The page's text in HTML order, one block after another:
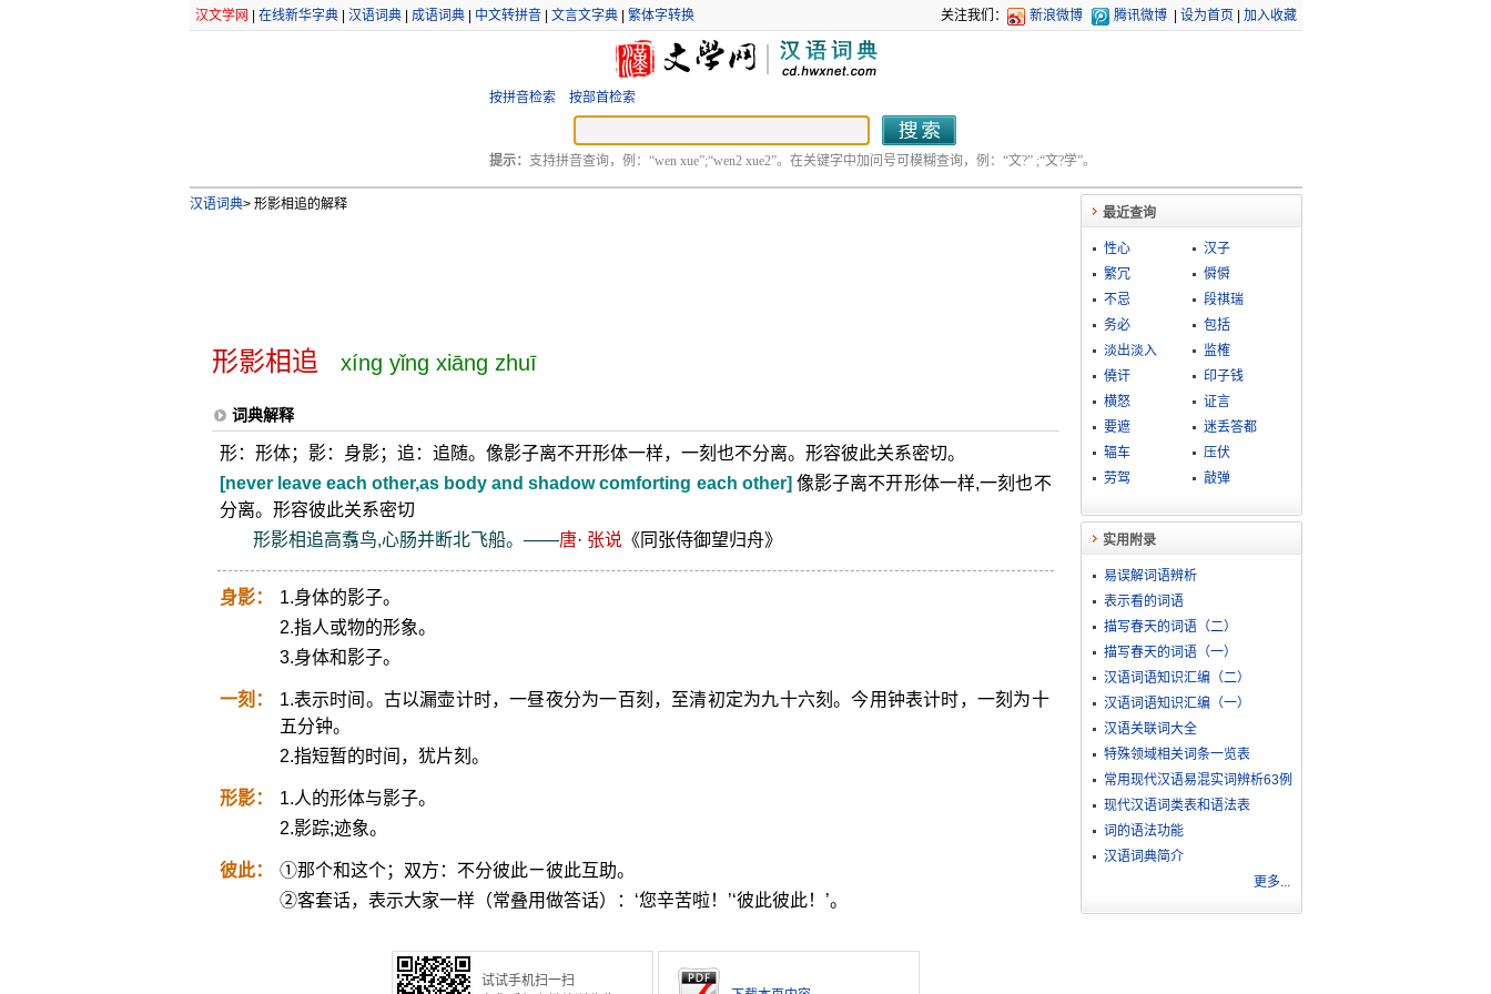
汉文学网 在线新华字典| 汉语词典| 成语词典| 中文转拼音| 文言文字典| 繁体字转换 关注我们： 新浪微博 腾讯微博 设为首页 加入收藏
按拼音检索 按部首检索
提示： 支持拼音查询，例：“wen xue”;“wen2 xue2”。在关键字中加问号可模糊查询，例：“文?” ;“文?学”。
汉语词典>形影相追的解释
形影相追 xíng yǐng xiāng zhuī
词典解释
形：形体；影：身影；追：追随。像影子离不开形体一样，一刻也不分离。形容彼此关系密切。
[never leave each other,as body and shadow comforting each other] 像影子离不开形体一样,一刻也不
分离。形容彼此关系密切
形影相追高翥鸟,心肠并断北飞船。——唐· 张说《同张侍御望归舟》
身影：
1.身体的影子。
2.指人或物的形象。
3.身体和影子。
一刻：
1.表示时间。古以漏壶计时，一昼夜分为一百刻，至清初定为九十六刻。今用钟表计时，一刻为十
五分钟。
2.指短暂的时间，犹片刻。
形影：
1.人的形体与影子。
2.影踪;迹象。
彼此：
①那个和这个；双方：不分彼此ㄧ彼此互助。
②客套话，表示大家一样（常叠用做答话）：‘您辛苦啦！’‘彼此彼此！’。
试试手机扫一扫
最近查询
性心
汉子
繁冗
僢僢
不忌
段祺瑞
务必
包括
淡出淡入
监榷
僥讦
印子钱
横怒
证言
要遮
迷丢答都
辐车
压伏
劳驾
敲弹
实用附录
易误解词语辨析
表示看的词语
描写春天的词语（二）
描写春天的词语（一）
汉语词语知识汇编（二）
汉语词语知识汇编（一）
汉语关联词大全
特殊领域相关词条一览表
常用现代汉语易混实词辨析63例
现代汉语词类表和语法表
词的语法功能
汉语词典简介
更多...